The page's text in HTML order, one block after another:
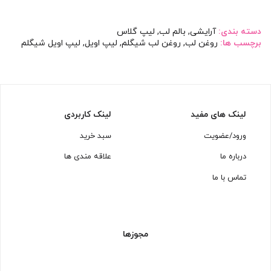
دسته بندی:آرایشی, بالم لب, لیپ گلاس
برچسب ها: روغن لب, روغن لب شیگلم, لیپ اویل, لیپ اویل شیگلم
لینک های مفید
ورود/عضویت
درباره ما
تماس با ما
لینک کاربردی
سبد خرید
علاقه مندی ها
مجوزها